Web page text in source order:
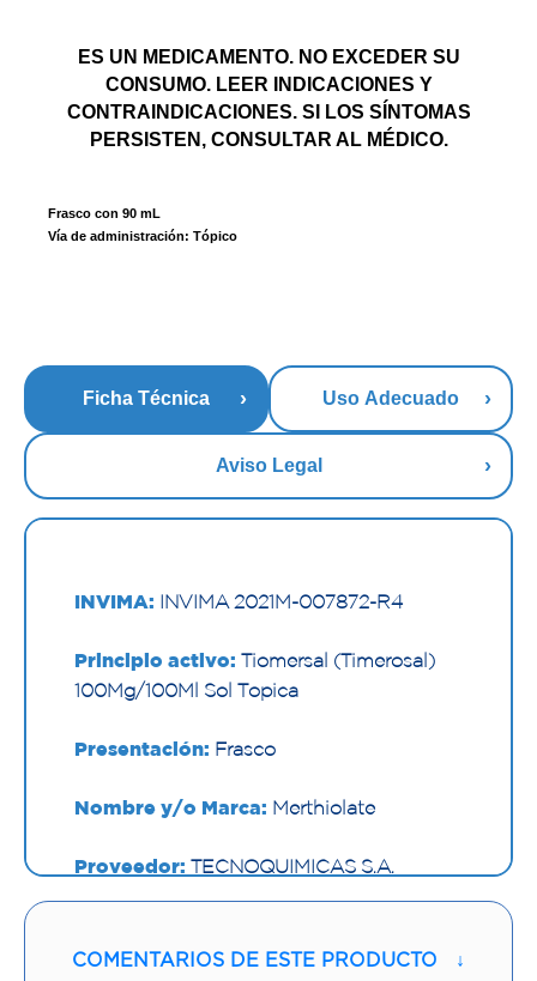
ES UN MEDICAMENTO. NO EXCEDER SU
CONSUMO. LEER INDICACIONES Y
CONTRAINDICACIONES. SI LOS SÍNTOMAS
PERSISTEN, CONSULTAR AL MÉDICO.
Frasco con 90 mL
Vía de administración: Tópico
Ficha Técnica Uso Adecuado
Aviso Legal
INVIMA: INVIMA 2021M-007872-R4
Principio activo: Tiomersal (Timerosal)
100Mg/100Ml Sol Topica
Presentación: Frasco
Nombre y/o Marca: Merthiolate
Proveedor: TECNOQUIMICAS S.A.
COMENTARIOS DE ESTE PRODUCTO ↓